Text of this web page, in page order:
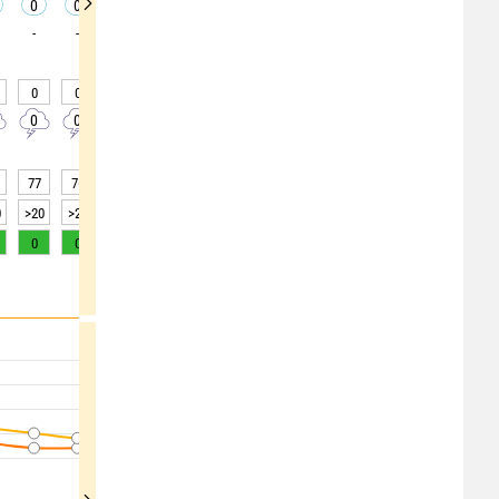
0 0
- -
0 0
0 0
77 76
>20 >20
0 0